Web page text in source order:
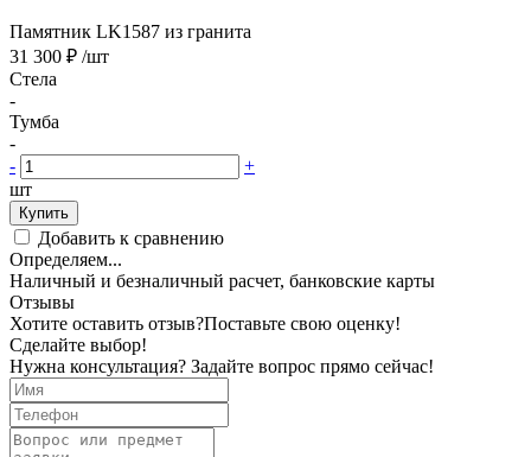
Памятник LK1587 из гранита
31 300 ₽ /шт
Стела
-
Тумба
-
-
+
шт
Купить
Добавить к сравнению
Определяем...
Наличный и безналичный расчет, банковские карты
Отзывы
Хотите оставить отзыв?Поставьте свою оценку!
Сделайте выбор!
Нужна консультация? Задайте вопрос прямо сейчас!